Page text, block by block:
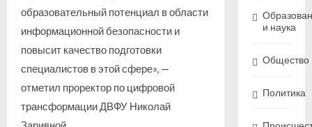
образовательный потенциал в области
информационной безопасности и
повысит качество подготовки
специалистов в этой сфере», —
отметил проректор по цифровой
трансформации ДВФУ Николай
и наука
Общество
Политика